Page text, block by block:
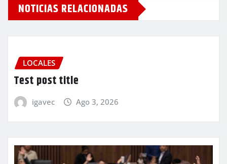
NOTICIAS RELACIONADAS
LOCALES
Test post title
igavec Ago 3, 2026